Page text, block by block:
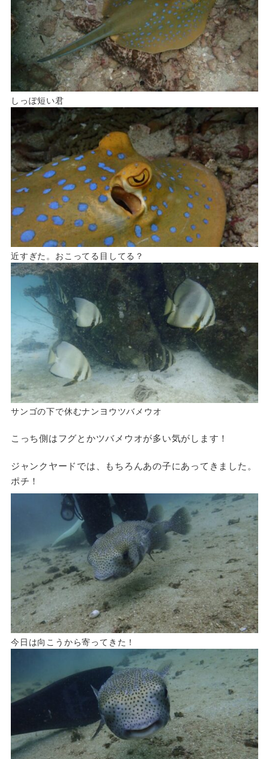
しっぽ短い君
近すぎた。おこってる目してる？
サンゴの下で休むナンヨウツバメウオ
こっち側はフグとかツバメウオが多い気がします！
ジャンクヤードでは、もちろんあの子にあってきました。
ポチ！
今日は向こうから寄ってきた！